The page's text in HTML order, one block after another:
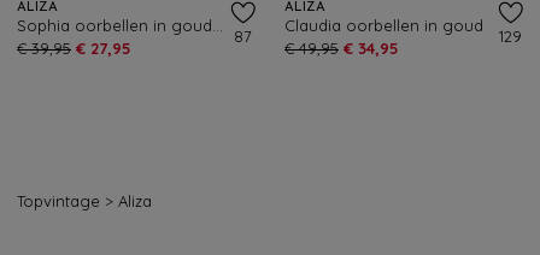
ALIZA
€ 39,95 € 27,95
87
ALIZA
Claudia oorbellen in goud
€ 49,95 € 34,95
129
Topvintage > Aliza